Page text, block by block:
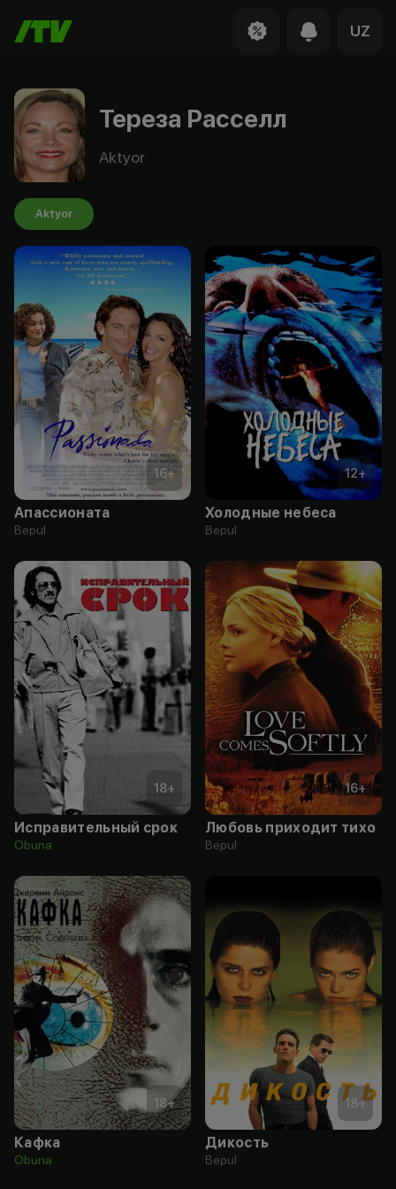
UZ
Тереза Расселл
Aktyor
Aktyor
16+
Апассионата
Bepul
12+
Холодные небеса
Bepul
18+
Исправительный срок
Obuna
16+
Любовь приходит тихо
Bepul
18+
Кафка
Obuna
18+
Дикость
Bepul